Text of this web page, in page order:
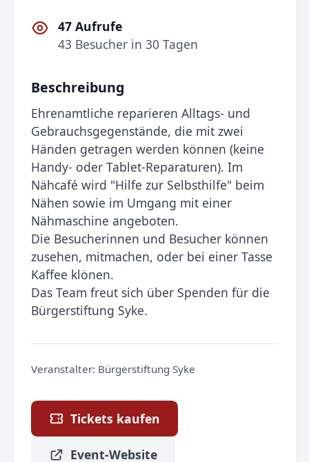
47 Aufrufe
43 Besucher in 30 Tagen
Beschreibung
Ehrenamtliche reparieren Alltags- und
Gebrauchsgegenstände, die mit zwei
Händen getragen werden können (keine
Handy- oder Tablet-Reparaturen). Im
Nähcafé wird "Hilfe zur Selbsthilfe" beim
Nähen sowie im Umgang mit einer
Nähmaschine angeboten.
Die Besucherinnen und Besucher können
zusehen, mitmachen, oder bei einer Tasse
Kaffee klönen.
Das Team freut sich über Spenden für die
Bürgerstiftung Syke.
Veranstalter: Bürgerstiftung Syke
Tickets kaufen
Event-Website